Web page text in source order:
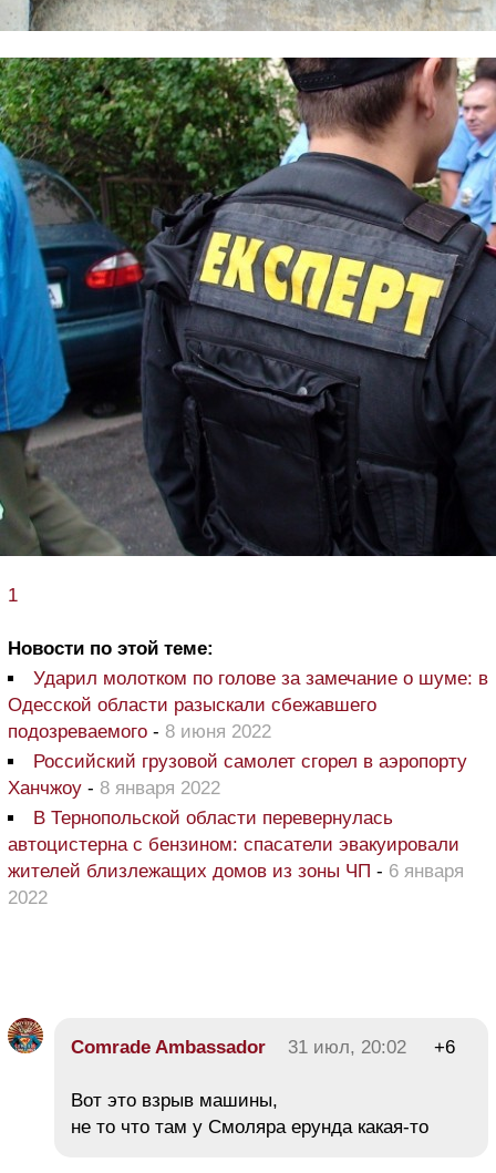
1
Новости по этой теме:
Ударил молотком по голове за замечание о шуме: в
Одесской области разыскали сбежавшего
подозреваемого - 8 июня 2022
Российский грузовой самолет сгорел в аэропорту
Ханчжоу - 8 января 2022
В Тернопольской области перевернулась
автоцистерна с бензином: спасатели эвакуировали
жителей близлежащих домов из зоны ЧП - 6 января
2022
Comrade Ambassador 31 июл, 20:02 +6
Вот это взрыв машины,
не то что там у Смоляра ерунда какая-то